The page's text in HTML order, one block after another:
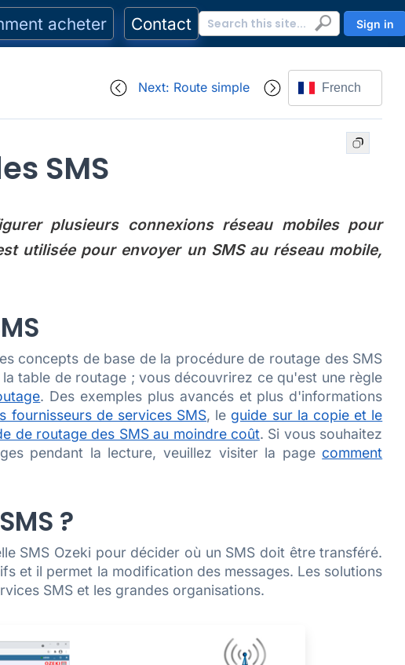
acheter Contact Sign in
Next: Route simple French
SMS
plusieurs connexions réseau mobiles pour
utilisée pour envoyer un SMS au réseau mobile,
concepts de base de la procédure de routage des SMS
table de routage ; vous découvrirez ce qu'est une règle
. Des exemples plus avancés et plus d'informations
fournisseurs de services SMS, le guide sur la copie et le
de routage des SMS au moindre coût. Si vous souhaitez
pendant la lecture, veuillez visiter la page comment
?
SMS Ozeki pour décider où un SMS doit être transféré.
et il permet la modification des messages. Les solutions
SMS et les grandes organisations.